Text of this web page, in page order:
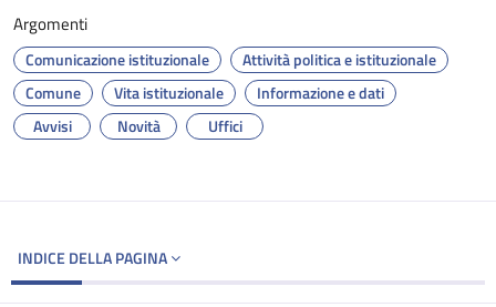
Argomenti
Comunicazione istituzionale
Attività politica e istituzionale
Comune
Vita istituzionale
Informazione e dati
Avvisi
Novità Uffici
INDICE DELLA PAGINA